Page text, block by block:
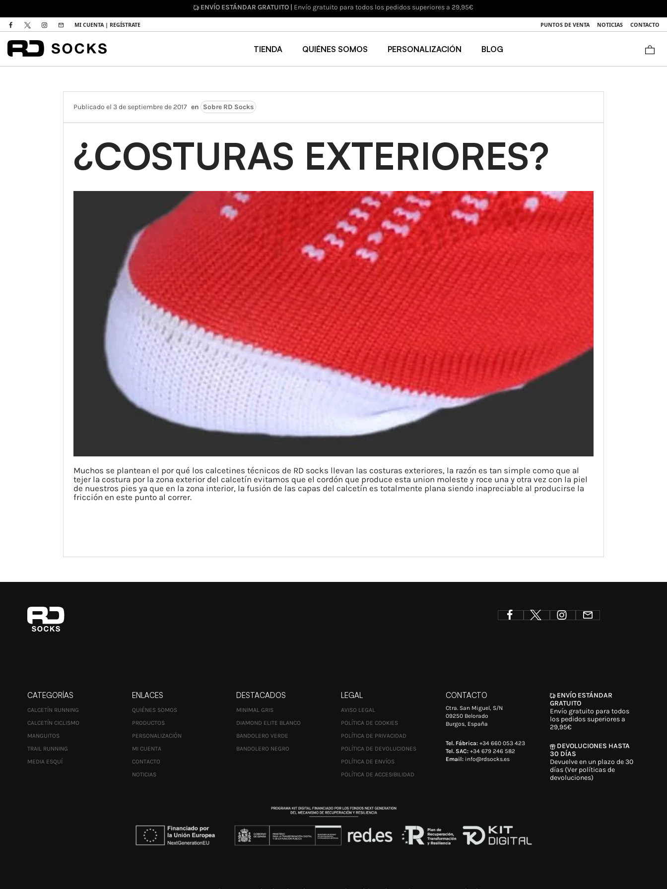
Envío gratuito para todos los pedidos superiores a 29,95€
MI CUENTA | REGÍSTRATE PUNTOS DE VENTA NOTICIAS CONTACTO
TIENDA QUIÉNES SOMOS PERSONALIZACIÓN BLOG
Publicado el 3 de septiembre de 2017 en Sobre RD Socks
¿COSTURAS EXTERIORES?
Muchos se plantean el por qué los calcetines técnicos de RD socks llevan las costuras exteriores, la razón es tan simple como que al
tejer la costura por la zona exterior del calcetín evitamos que el cordón que produce esta union moleste y roce una y otra vez con la piel
de nuestros pies ya que en la zona interior, la fusión de las capas del calcetín es totalmente plana siendo inapreciable al producirse la
fricción en este punto al correr.
CATEGORÍAS
CALCETÍN RUNNING
CALCETÍN CICLISMO
MANGUITOS
TRAIL RUNNING
MEDIA ESQUÍ
ENLACES
QUIÉNES SOMOS
PRODUCTOS
PERSONALIZACIÓN
MI CUENTA
CONTACTO
NOTICIAS
DESTACADOS
MINIMAL GRIS
DIAMOND ELITE BLANCO
BANDOLERO VERDE
BANDOLERO NEGRO
LEGAL
AVISO LEGAL
POLÍTICA DE COOKIES
POLÍTICA DE PRIVACIDAD
POLÍTICA DE DEVOLUCIONES
POLÍTICA DE ENVÍOS
POLÍTICA DE ACCESIBILIDAD
CONTACTO
Ctra. San Miguel, S/N
09250 Belorado
Burgos, España
Tel. Fábrica: +34 660 053 423
Tel. SAC: +34 679 246 582
Email: info@rdsocks.es
ENVÍO ESTÁNDAR
GRATUITO
Envío gratuito para todos
los pedidos superiores a
29,95€
DEVOLUCIONES HASTA
30 DÍAS
Devuelve en un plazo de 30
días (Ver políticas de
devoluciones)